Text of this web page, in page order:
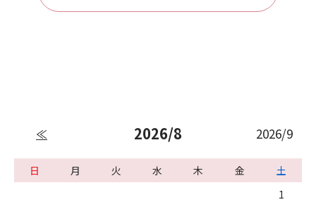
≪ 2026/8 2026/9
日 月 火 水 木 金
土
1